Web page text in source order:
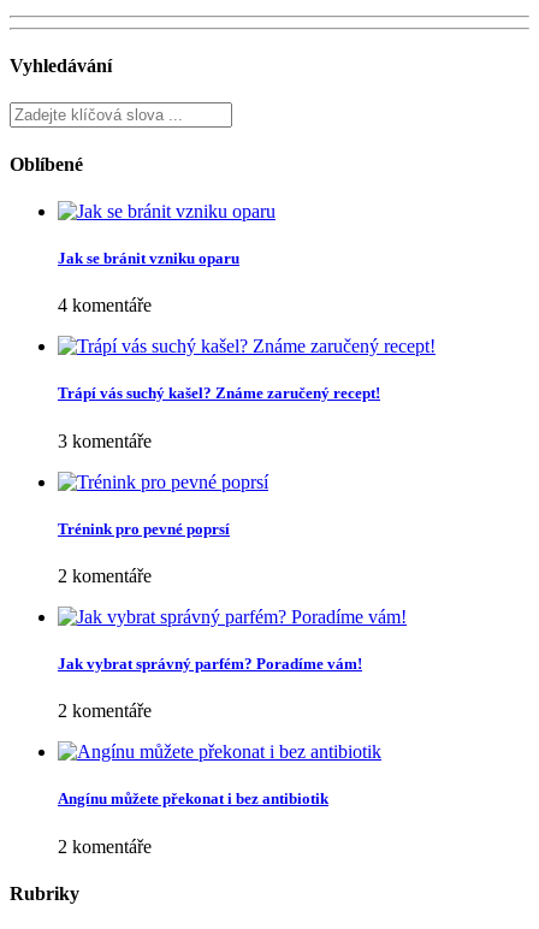
Vyhledávání
Oblíbené
Jak se bránit vzniku oparu
4 komentáře
Trápí vás suchý kašel? Známe zaručený recept!
3 komentáře
Trénink pro pevné poprsí
2 komentáře
Jak vybrat správný parfém? Poradíme vám!
2 komentáře
Angínu můžete překonat i bez antibiotik
2 komentáře
Rubriky